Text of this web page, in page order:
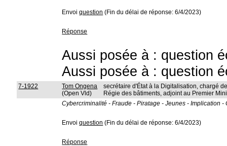
Envoiquestion (Fin du délai de réponse: 6/4/2023)
Réponse
Aussi posée à : question
Aussi posée à : question
7-1922
Tom Ongena
(Open Vld)
secrétaire d'État à la Digitalisation, chargé
Régie des bâtiments, adjoint au Premier
Cybercriminalité - Fraude - Piratage - Jeunes - Implication
Envoiquestion (Fin du délai de réponse: 6/4/2023)
Réponse